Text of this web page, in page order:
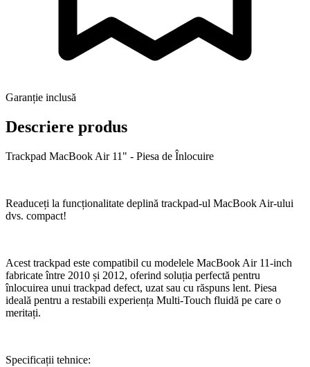
Garanție inclusă
Descriere produs
Trackpad MacBook Air 11" - Piesa de Înlocuire
Readuceți la funcționalitate deplină trackpad-ul MacBook Air-ului
dvs. compact!
Acest trackpad este compatibil cu modelele MacBook Air 11-inch
fabricate între 2010 și 2012, oferind soluția perfectă pentru
înlocuirea unui trackpad defect, uzat sau cu răspuns lent. Piesa
ideală pentru a restabili experiența Multi-Touch fluidă pe care o
meritați.
Specificații tehnice: